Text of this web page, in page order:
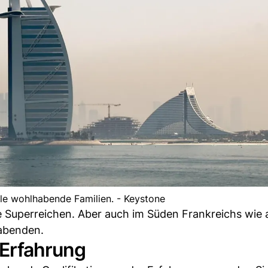
wohlhabende Familien. - Keystone
Aber auch im Süden Frankreichs wie